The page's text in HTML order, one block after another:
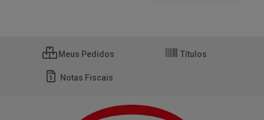
Meus Pedidos Títulos
Notas Fiscais